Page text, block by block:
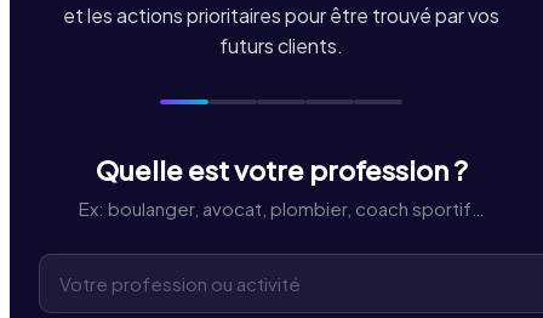
et les actions prioritaires pour être trouvé par vos
futurs clients.
Quelle est votre profession ?
Ex: boulanger, avocat, plombier, coach sportif…